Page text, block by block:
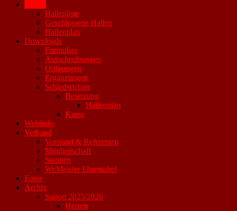
Hallenliste
Geschlossene Hallen
Hallenplan
Downloads
Formulare
Ausschreibungen
Ordnungen
Ergänzungen
Schiedsrichter
Besetzung
Hallenplan
Kurse
Weblinks
Verband
Vorstand & Referenten
Mitgliedschaft
Statuten
Wr.Meister Ehrentabel
Fotos
Archiv
Saison 2025/2026
Herren